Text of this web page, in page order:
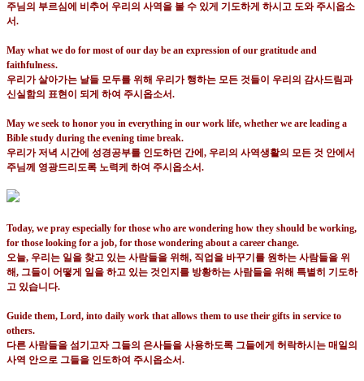
주님의 부르심에 비추어 우리의 사역을 볼 수 있게 기도하게 하시고 도와 주시옵소
서.
May what we do for most of our day be an expression of our gratitude and
faithfulness.
우리가 살아가는 날들 모두를 위해 우리가 행하는 모든 것들이 우리의 감사드림과
신실함의 표현이 되게 하여 주시옵소서.
May we seek to honor you in everything in our work life, whether we are leading a
Bible study during the evening time break.
우리가 저녁 시간에 성경공부를 인도하던 간에 , 우리의 사역생활의 모든 것 안에서
주님께 영광드리도록 노력케 하여 주시옵소서.
Today, we pray especially for those who are wondering how they should be working,
for those looking for a job, for those wondering about a career change.
오늘, 우리는 일을 찾고 있는 사람들을 위해, 직업을 바꾸기를 원하는 사람들을 위
해, 그들이 어떻게 일을 하고 있는 것인지를 방황하는 사람들을 위해 특별히 기도하
고 있습니다.
Guide them, Lord, into daily work that allows them to use their gifts in service to
others.
다른 사람들을 섬기고자 그들의 은사들을 사용하도록 그들에게 허락하시는 매일의
사역 안으로 그들을 인도하여 주시옵소서.